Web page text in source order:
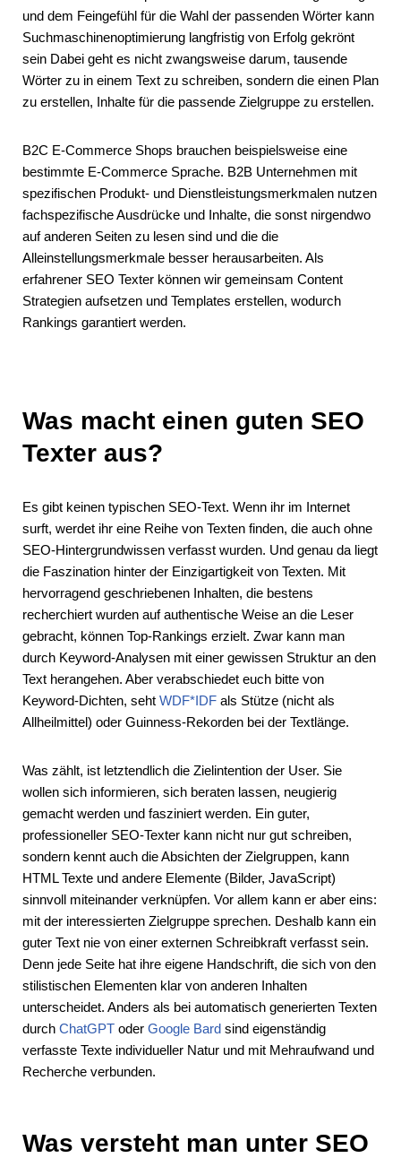
und dem Feingefühl für die Wahl der passenden Wörter kann
Suchmaschinenoptimierung langfristig von Erfolg gekrönt
sein Dabei geht es nicht zwangsweise darum, tausende
Wörter zu in einem Text zu schreiben, sondern die einen Plan
zu erstellen, Inhalte für die passende Zielgruppe zu erstellen.
B2C E-Commerce Shops brauchen beispielsweise eine
bestimmte E-Commerce Sprache. B2B Unternehmen mit
spezifischen Produkt- und Dienstleistungsmerkmalen nutzen
fachspezifische Ausdrücke und Inhalte, die sonst nirgendwo
auf anderen Seiten zu lesen sind und die die
Alleinstellungsmerkmale besser herausarbeiten. Als
erfahrener SEO Texter können wir gemeinsam Content
Strategien aufsetzen und Templates erstellen, wodurch
Rankings garantiert werden.
Was macht einen guten SEO
Texter aus?
Es gibt keinen typischen SEO-Text. Wenn ihr im Internet
surft, werdet ihr eine Reihe von Texten finden, die auch ohne
SEO-Hintergrundwissen verfasst wurden. Und genau da liegt
die Faszination hinter der Einzigartigkeit von Texten. Mit
hervorragend geschriebenen Inhalten, die bestens
recherchiert wurden auf authentische Weise an die Leser
gebracht, können Top-Rankings erzielt. Zwar kann man
durch Keyword-Analysen mit einer gewissen Struktur an den
Text herangehen. Aber verabschiedet euch bitte von
Keyword-Dichten, seht WDF*IDF als Stütze (nicht als
Allheilmittel) oder Guinness-Rekorden bei der Textlänge.
Was zählt, ist letztendlich die Zielintention der User. Sie
wollen sich informieren, sich beraten lassen, neugierig
gemacht werden und fasziniert werden. Ein guter,
professioneller SEO-Texter kann nicht nur gut schreiben,
sondern kennt auch die Absichten der Zielgruppen, kann
HTML Texte und andere Elemente (Bilder, JavaScript)
sinnvoll miteinander verknüpfen. Vor allem kann er aber eins:
mit der interessierten Zielgruppe sprechen. Deshalb kann ein
guter Text nie von einer externen Schreibkraft verfasst sein.
Denn jede Seite hat ihre eigene Handschrift, die sich von den
stilistischen Elementen klar von anderen Inhalten
unterscheidet. Anders als bei automatisch generierten Texten
durch ChatGPT oder Google Bard sind eigenständig
verfasste Texte individueller Natur und mit Mehraufwand und
Recherche verbunden.
Was versteht man unter SEO